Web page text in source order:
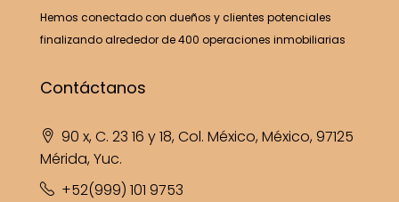
Hemos conectado con dueños y clientes potenciales
finalizando alrededor de 400 operaciones inmobiliarias
Contáctanos
90 x, C. 23 16 y 18, Col. México, México, 97125
Mérida, Yuc.
+52(999) 101 9753